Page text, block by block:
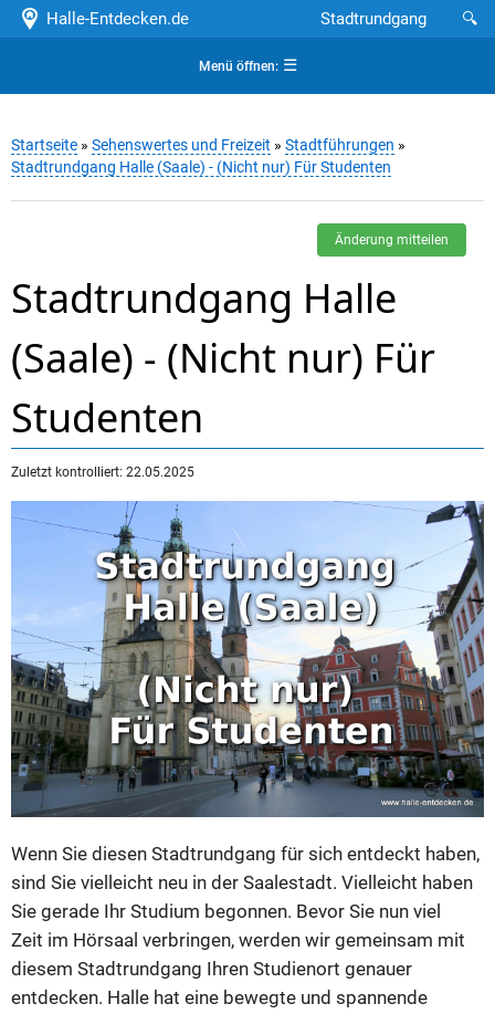
Halle-Entdecken.de 🔍
Stadtrundgang
Menü öffnen:☰
Startseite » Sehenswertes und Freizeit » Stadtführungen »
Stadtrundgang Halle (Saale) - (Nicht nur) Für Studenten
Änderung mitteilen
Stadtrundgang Halle
(Saale) - (Nicht nur) Für
Studenten
Zuletzt kontrolliert: 22.05.2025
Wenn Sie diesen Stadtrundgang für sich entdeckt haben,
sind Sie vielleicht neu in der Saalestadt. Vielleicht haben
Sie gerade Ihr Studium begonnen. Bevor Sie nun viel
Zeit im Hörsaal verbringen, werden wir gemeinsam mit
diesem Stadtrundgang Ihren Studienort genauer
entdecken. Halle hat eine bewegte und spannende